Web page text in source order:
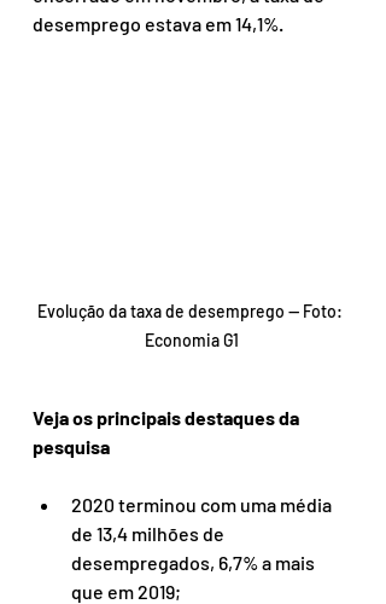
desemprego estava em 14,1%.
Evolução da taxa de desemprego — Foto:
Economia G1
Veja os principais destaques da
pesquisa
2020 terminou com uma média
de 13,4 milhões de
desempregados, 6,7% a mais
que em 2019;